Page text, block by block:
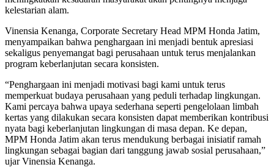
kelestarian alam.
Vinensia Kenanga, Corporate Secretary Head MPM Honda Jatim,
menyampaikan bahwa penghargaan ini menjadi bentuk apresiasi
sekaligus penyemangat bagi perusahaan untuk terus menjalankan
program keberlanjutan secara konsisten.
“Penghargaan ini menjadi motivasi bagi kami untuk terus
memperkuat budaya perusahaan yang peduli terhadap lingkungan.
Kami percaya bahwa upaya sederhana seperti pengelolaan limbah
kertas yang dilakukan secara konsisten dapat memberikan kontribusi
nyata bagi keberlanjutan lingkungan di masa depan. Ke depan,
MPM Honda Jatim akan terus mendukung berbagai inisiatif ramah
lingkungan sebagai bagian dari tanggung jawab sosial perusahaan,”
ujar Vinensia Kenanga.